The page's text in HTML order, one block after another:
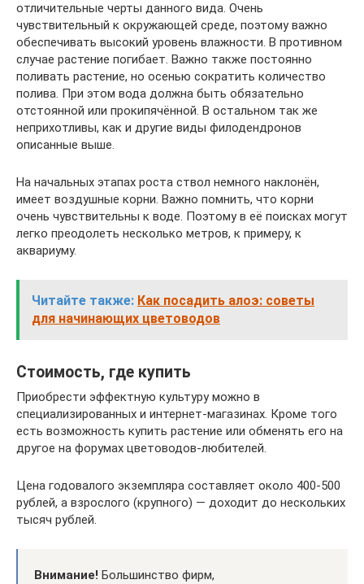
отличительные черты данного вида. Очень
чувствительный к окружающей среде, поэтому важно
обеспечивать высокий уровень влажности. В противном
случае растение погибает. Важно также постоянно
поливать растение, но осенью сократить количество
полива. При этом вода должна быть обязательно
отстоянной или прокипячённой. В остальном так же
неприхотливы, как и другие виды филодендронов
описанные выше.
На начальных этапах роста ствол немного наклонён,
имеет воздушные корни. Важно помнить, что корни
очень чувствительны к воде. Поэтому в её поисках могут
легко преодолеть несколько метров, к примеру, к
аквариуму.
Читайте также: Как посадить алоэ: советы
для начинающих цветоводов
Стоимость, где купить
Приобрести эффектную культуру можно в
специализированных и интернет-магазинах. Кроме того
есть возможность купить растение или обменять его на
другое на форумах цветоводов-любителей.
Цена годовалого экземпляра составляет около 400-500
рублей, а взрослого (крупного) — доходит до нескольких
тысяч рублей.
Внимание! Большинство фирм,